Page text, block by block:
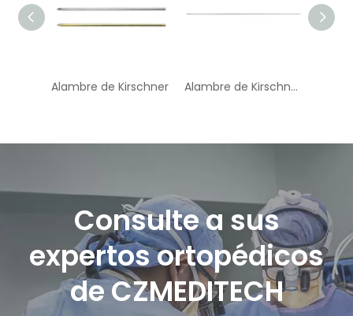
Alambre de Kirschner Alambre de Kirschner roscado
Consulte a sus
expertos ortopédicos
de CZMEDITECH